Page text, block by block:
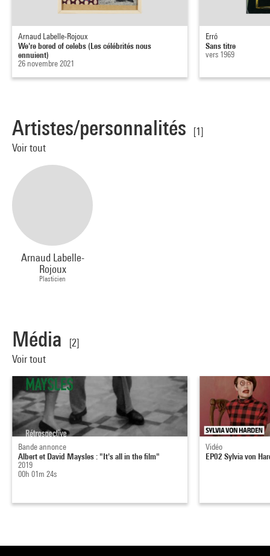
Arnaud Labelle-Rojoux
We're bored of celebs (Les célébrités nous
ennuient)
26 novembre 2021
Erró
Sans titre
vers 1969
Artistes/personnalités
[1]
Voir tout
Arnaud Labelle-
Rojoux
Plasticien
Média
[2]
Voir tout
Bande annonce
Albert et David Maysles : "It's all in the film"
2019
00h 01m 24s
Vidéo
EP02 Sylvia von